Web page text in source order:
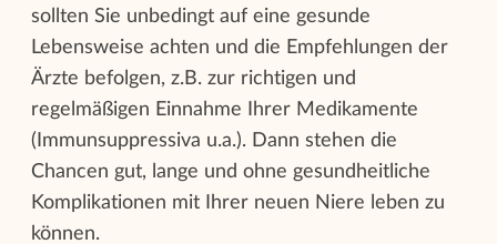
sollten Sie unbedingt auf eine gesunde
Lebensweise achten und die Empfehlungen der
Ärzte befolgen, z.B. zur richtigen und
regelmäßigen Einnahme Ihrer Medikamente
(Immunsuppressiva u.a.). Dann stehen die
Chancen gut, lange und ohne gesundheitliche
Komplikationen mit Ihrer neuen Niere leben zu
können.